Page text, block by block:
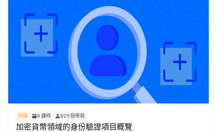
中級 9 課時 625個學員
加密貨幣領域的身份驗證項目概覽